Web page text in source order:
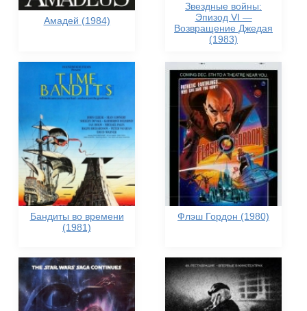
Амадей (1984)
Звездные войны:
Эпизод VI —
Возвращение Джедая
(1983)
Бандиты во времени
(1981)
Флэш Гордон (1980)